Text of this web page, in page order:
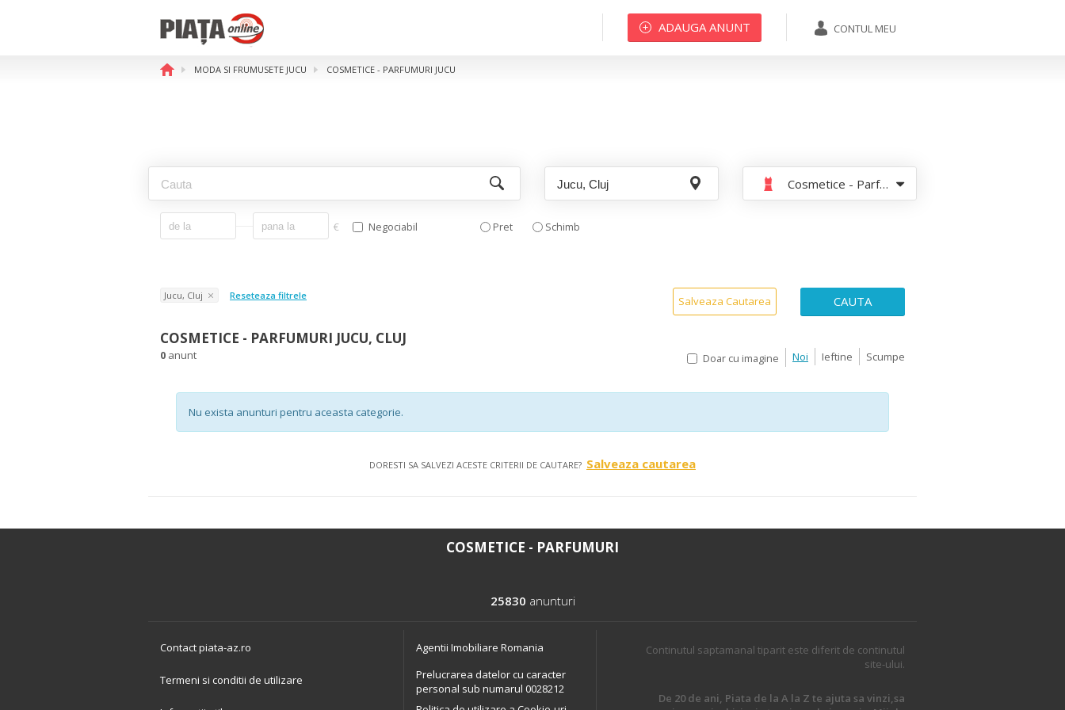
CONTUL MEU
ADAUGA ANUNT
MODA SI FRUMUSETE JUCU COSMETICE - PARFUMURI JUCU
Cosmetice - Parfumuri
€ Negociabil Pret Schimb
Jucu, Cluj Reseteaza filtrele Salveaza Cautarea CAUTA
COSMETICE - PARFUMURI JUCU, CLUJ
0 anunt Doar cu imagine Noi Ieftine Scumpe
Nu exista anunturi pentru aceasta categorie.
DORESTI SA SALVEZI ACESTE CRITERII DE CAUTARE? Salveaza cautarea
COSMETICE - PARFUMURI
25830 anunturi
Contact piata-az.ro
Termeni si conditii de utilizare
Agentii Imobiliare Romania
Prelucrarea datelor cu caracter
personal sub numarul 0028212
Continutul saptamanal tiparit este diferit de continutul
site-ului.
De 20 de ani, Piata de la A la Z te ajuta sa vinzi,sa